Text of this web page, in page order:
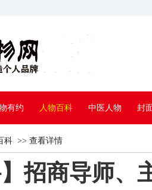
有约 人物百科 中医人物 封
科 >> 查看详情
】招商导师、